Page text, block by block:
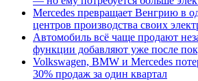
Mercedes превращает Венгрию в
центров производства своих
Автомобиль всё чаще продают
функции добавляют уже после
Volkswagen, BMW и Mercedes
30% продаж за один квартал